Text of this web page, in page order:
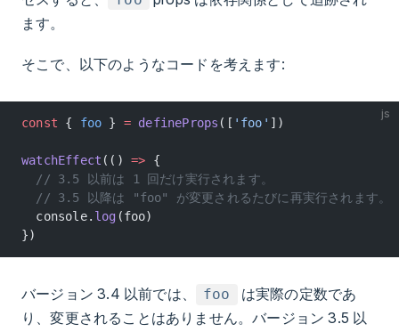
ます。
そこで、以下のようなコードを考えます:
js
const { foo } = defineProps ([ 'foo' ])
watchEffect (() => {
  // 3.5 以前は 1 回だけ実行されます。
  // 3.5 以降は "foo" が変更されるたびに再実行されます。
  console.
log (foo)
})
バージョン 3.4 以前では、 foo
は実際の定数であ
り、変更されることはありません。バージョン 3.5 以